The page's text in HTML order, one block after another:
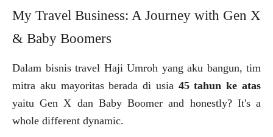
My Travel Business: A Journey with Gen X
& Baby Boomers
Dalam bisnis travel Haji Umroh yang aku bangun, tim
mitra aku mayoritas berada di usia 45 tahun ke atas
yaitu Gen X dan Baby Boomer and honestly? It's a
whole different dynamic.